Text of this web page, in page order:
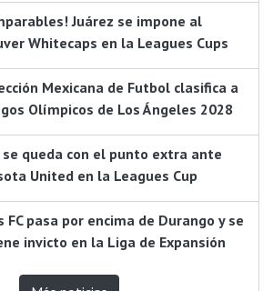
Juárez se impone al
Whitecaps en la Leagues Cups
Mexicana de Futbol clasifica a
Olímpicos de Los Ángeles 2028
queda con el punto extra ante
United en la Leagues Cup
FC pasa por encima de Durango y se
invicto en la Liga de Expansión